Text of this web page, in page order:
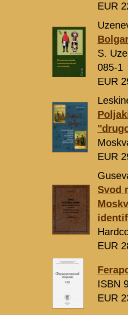
EUR
S.
085-1
EUR
EUR
Svod
EUR
ISBN
EUR